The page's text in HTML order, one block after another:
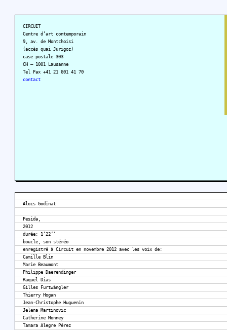
CIRCUIT
Centre d’art contemporain
9, av. de Montchoisi
(accès quai Jurigoz)
case postale 303
CH – 1001 Lausanne
Tel Fax +41 21 601 41 70
contact
Aloïs Godinat
Fesida,
2012
durée: 1’22’’
boucle, son stéréo
enregistré à Circuit en novembre 2012 avec les voix de:
Camille Blin
Marie Beaumont
Philippe Daerendinger
Raquel Dias
Gilles Furtwängler
Thierry Hogan
Jean-Christophe Huguenin
Jelena Martinovic
Catherine Monney
Tamara Alegre Pérez